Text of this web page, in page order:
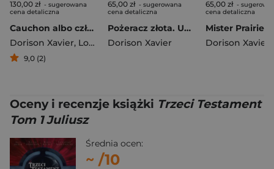
130,00 zł - sugerowana
cena detaliczna
Cauchon albo człowiek, który zabił Joannę d'Arc
Dorison Xavier, Louis-David Delahaye Parnotte Joel
9,0 (2)
65,00 zł - sugerowana
cena detaliczna
Pożeracz złota. Undertaker. Tom 1 wyd. 3
Dorison Xavier
65,00 zł -
cena detaliczna
Dorison Xavier
Oceny i recenzje książki Trzeci Testament
Tom 1 Juliusz
Średnia ocen:
~ /10